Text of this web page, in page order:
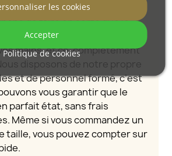
à vous soucier du transport –
de faire en sorte que le
commandé arrive en toute
mains, et ce, complètement
disposons de notre propre
et de personnel formé, c’est
vous garantir que le
parfait état, sans frais
Même si vous commandez un
taille, vous pouvez compter sur
Politique de cookies
les cookies
Accepter